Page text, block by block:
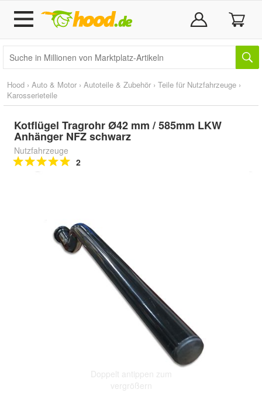
Hood › Auto & Motor › Autoteile & Zubehör › Teile für Nutzfahrzeuge ›
Karosserieteile
Kotflügel Tragrohr Ø42 mm / 585mm LKW
Anhänger NFZ schwarz
Nutzfahrzeuge
2
Doppelt antippen zum
vergrößern